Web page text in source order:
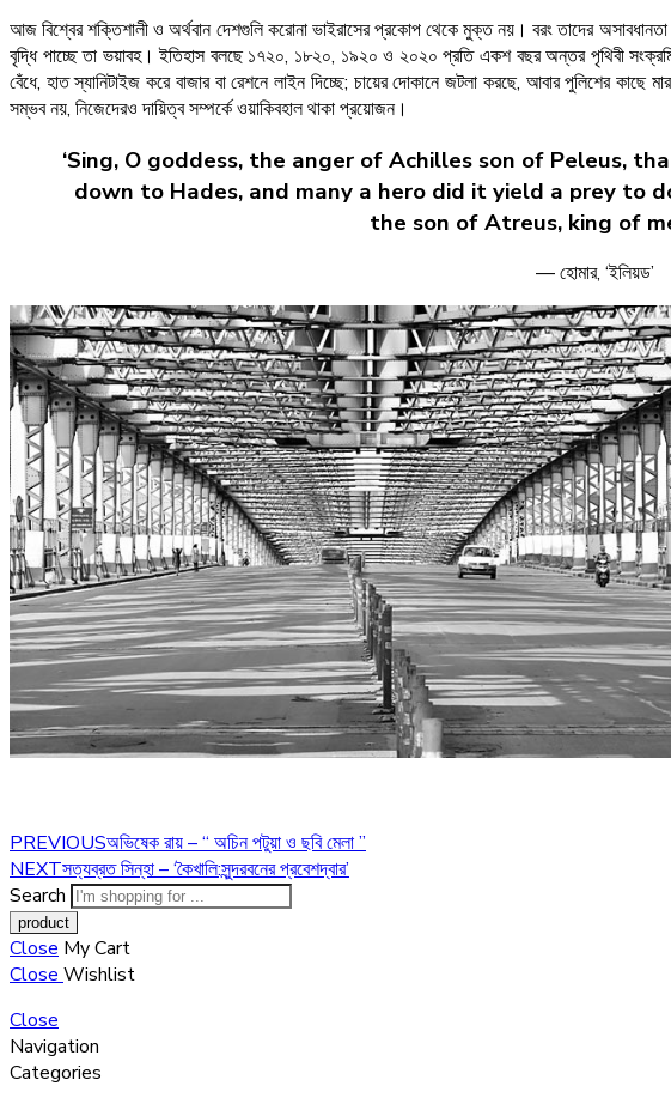
আজ বিশ্বের শক্তিশালী ও অর্থবান দেশগুলি করোনা ভাইরাসের প্রকোপ থেকে মুক্ত নয়। বরং তাদের অসাবধানতা
বৃদ্ধি পাচ্ছে তা ভয়াবহ। ইতিহাস বলছে ১৭২০, ১৮২০, ১৯২০ ও ২০২০ প্রতি একশ বছর অন্তর পৃথিবী
বেঁধে, হাত স্যানিটাইজ করে বাজার বা রেশনে লাইন দিচ্ছে; চায়ের দোকানে জটলা করছে, আবার পুলিশের
সম্ভব নয়, নিজেদেরও দায়িত্ব সম্পর্কে ওয়াকিবহাল থাকা প্রয়োজন।
‘Sing, O goddess, the anger of Achilles son of Peleus,
down to Hades, and many a hero did it yield a prey to
the son of Atreus, king of
— হোমার, ‘ইলিয়ড’
PREVIOUSঅভিষেক রায় – “ অচিন পটুয়া ও ছবি মেলা ”
NEXTসত্যব্রত সিন্‌হা – ‘কৈখালি:সুন্দরবনের প্রবেশদ্বার’
Search
Close My Cart
Close Wishlist
Close
Navigation
Categories